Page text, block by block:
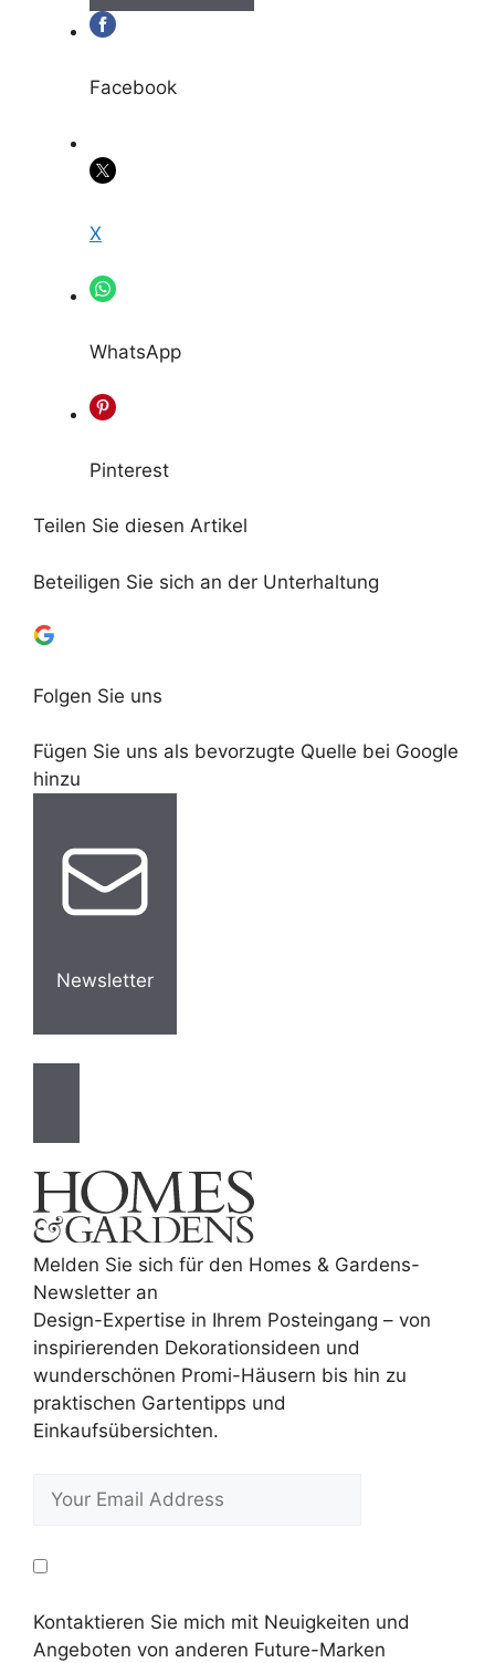
Facebook
X
WhatsApp
Pinterest
Teilen Sie diesen Artikel
Beteiligen Sie sich an der Unterhaltung
Folgen Sie uns
Fügen Sie uns als bevorzugte Quelle bei Google
hinzu
Newsletter
Melden Sie sich für den Homes & Gardens-
Newsletter an
Design-Expertise in Ihrem Posteingang – von
inspirierenden Dekorationsideen und
wunderschönen Promi-Häusern bis hin zu
praktischen Gartentipps und
Einkaufsübersichten.
Kontaktieren Sie mich mit Neuigkeiten und
Angeboten von anderen Future-Marken